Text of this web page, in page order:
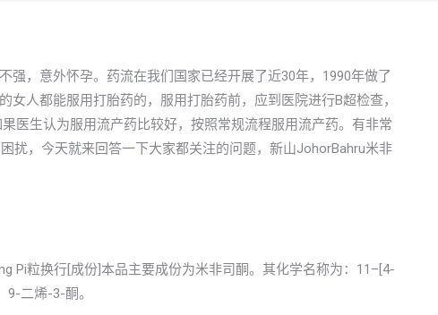
，意外怀孕。药流在我们国家已经开展了近30年，1990年做了
人都能服用打胎药的，服用打胎药前，应到医院进行B超检查，
医生认为服用流产药比较好，按照常规流程服用流产药。有非常
扰，今天就来回答一下大家都关注的问题，新山JohorBahru米非
Pi粒换行[成份]本品主要成份为米非司酮。其化学名称为：11–[4-
二烯-3-酮。